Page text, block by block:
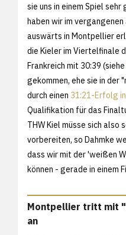
sie uns in einem Spiel
haben wir im
auswärts in Montpellier
die Kieler im Viertelfinale
Frankreich mit 30:39 (siehe
gekommen, ehe sie in der
durch einen 31:21-Erfolg
Qualifikation für das
THW Kiel müsse sich also
vorbereiten, so Dahmke
dass wir mit der 'weißen
können - gerade in einem
Montpellier tritt mit
an